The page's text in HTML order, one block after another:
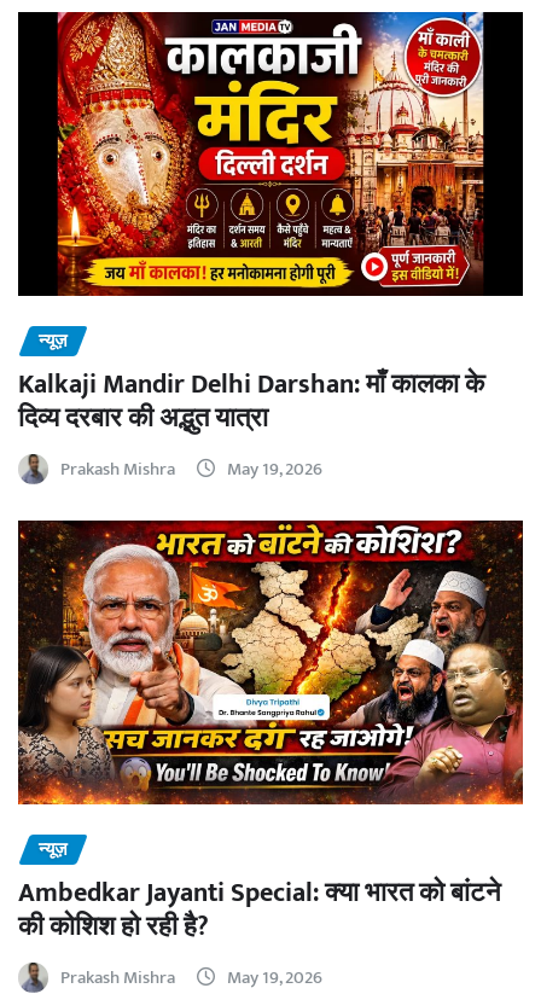
न्यूज़
Kalkaji Mandir Delhi Darshan: माँ कालका के
दिव्य दरबार की अद्भुत यात्रा
Prakash Mishra May 19, 2026
न्यूज़
Ambedkar Jayanti Special: क्या भारत को बांटने
की कोशिश हो रही है?
Prakash Mishra May 19, 2026